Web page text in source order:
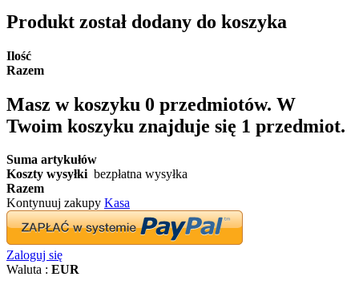
Produkt został dodany do koszyka
Ilość
Razem
Masz w koszyku 0 przedmiotów. W
Twoim koszyku znajduje się 1 przedmiot.
Suma artykułów
Koszty wysyłki bezpłatna wysyłka
Razem
Kontynuuj zakupy Kasa
Zaloguj się
Waluta : EUR